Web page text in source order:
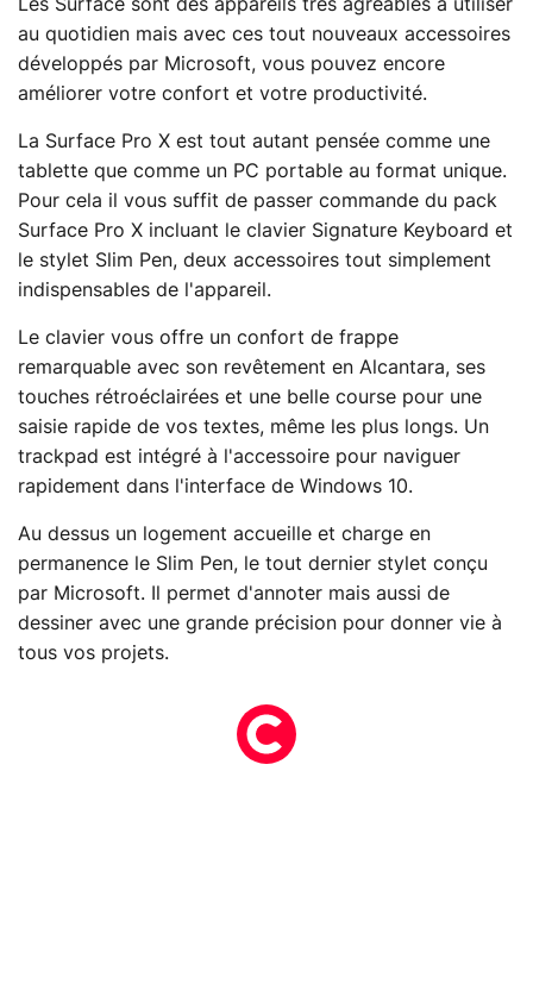
Les Surface sont des appareils très agréables à utiliser
au quotidien mais avec ces tout nouveaux accessoires
développés par Microsoft, vous pouvez encore
améliorer votre confort et votre productivité.
La Surface Pro X est tout autant pensée comme une
tablette que comme un PC portable au format unique.
Pour cela il vous suffit de passer commande du pack
Surface Pro X incluant le clavier Signature Keyboard et
le stylet Slim Pen, deux accessoires tout simplement
indispensables de l'appareil.
Le clavier vous offre un confort de frappe
remarquable avec son revêtement en Alcantara, ses
touches rétroéclairées et une belle course pour une
saisie rapide de vos textes, même les plus longs. Un
trackpad est intégré à l'accessoire pour naviguer
rapidement dans l'interface de Windows 10.
Au dessus un logement accueille et charge en
permanence le Slim Pen, le tout dernier stylet conçu
par Microsoft. Il permet d'annoter mais aussi de
dessiner avec une grande précision pour donner vie à
tous vos projets.